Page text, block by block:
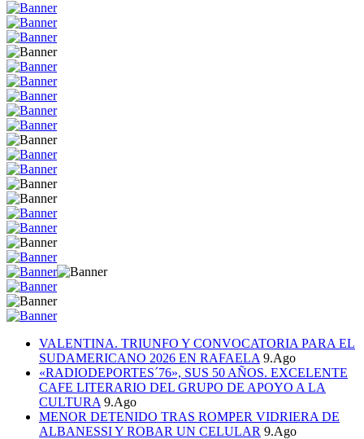
VALENTINA. TRIUNFO Y CONVOCATORIA PARA EL
SUDAMERICANO 2026 EN RAFAELA 9.Ago
«RADIODEPORTES´76», SUS 50 AÑOS. EXCELENTE
CAFE LITERARIO DEL GRUPO DE APOYO A LA
CULTURA 9.Ago
MENOR DETENIDO TRAS ROMPER VIDRIERA DE
ALBANESSI Y ROBAR UN CELULAR 9.Ago